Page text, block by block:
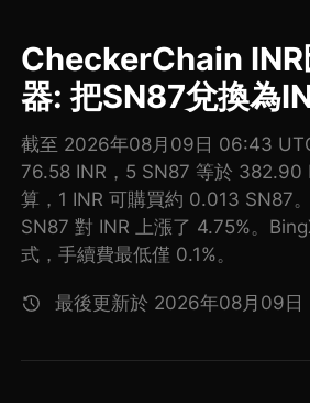
CheckerChain INR
器: 把SN87兌換為
截至 2026年08月09日 06:43
76.58 INR，5 SN87 等於 382.90
算，1 INR 可購買約 0.013 SN87
SN87 對 INR 上漲了 4.75%。
式，手續費最低僅 0.1%。
最後更新於 2026年08月09日